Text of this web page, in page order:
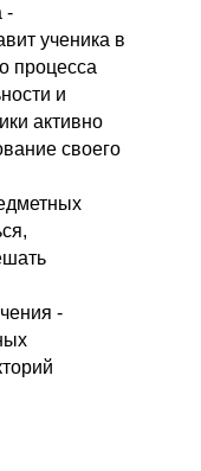
-
ученика в
процесса
и
активно
своего
-